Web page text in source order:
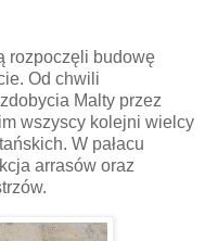
rozpoczęli budowę
Od chwili
Malty przez
wszyscy kolejni wielcy
W pałacu
arrasów oraz